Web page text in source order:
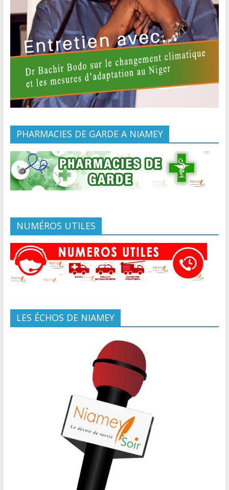
PHARMACIES DE GARDE A NIAMEY
NUMÉROS UTILES
LES ÉCHOS DE NIAMEY